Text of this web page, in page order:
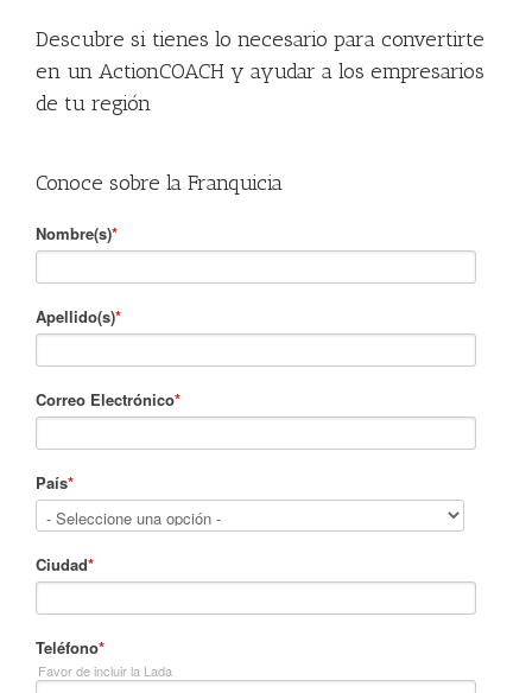
Descubre si tienes lo necesario para convertirte
en un ActionCOACH y ayudar a los empresarios
de tu región
Conoce sobre la Franquicia
Nombre(s)*
Apellido(s)*
Correo Electrónico*
País*
Ciudad*
Teléfono*
Favor de incluir la Lada